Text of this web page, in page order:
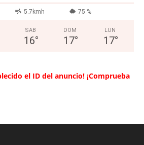
5.7kmh 75 %
SAB
16°
DOM
17°
LUN
17°
el ID del anuncio! ¡Comprueba